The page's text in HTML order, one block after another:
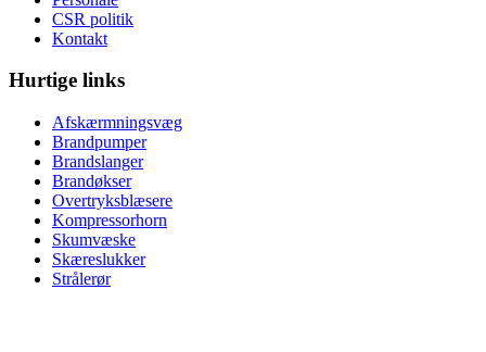
CSR politik
Kontakt
Hurtige links
Afskærmningsvæg
Brandpumper
Brandslanger
Brandøkser
Overtryksblæsere
Kompressorhorn
Skumvæske
Skæreslukker
Strålerør